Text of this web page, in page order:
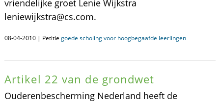
vriendelijke groet Lenie Wijkstra
leniewijkstra@cs.com.
08-04-2010 | Petitie goede scholing voor hoogbegaafde leerlingen
Artikel 22 van de grondwet
Ouderenbescherming Nederland heeft de